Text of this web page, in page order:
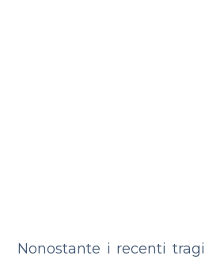
Nonostante i recenti